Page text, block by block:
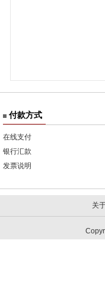
付款方式
在线支付
银行汇款
发票说明
关